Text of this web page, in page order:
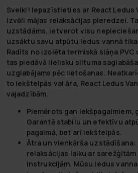
Sveiki! Iepazīstieties ar React Ledus
izvēli mājas relaksācijas pieredzei.
uzstādāms, ietverot visu
uzsāktu savu atpūtu ledus vannā
Radīts no izolēta termiskā slāņa
tas piedāvā lielisku siltuma
uzglabājams pēc lietošanas.
to iekštelpās vai āra, React Ledus
vajadzībām.
Piemērots gan iekšpagalmiem,
Garantē stabilu un efektīvu
pagalmā, bet arī iekštelpās.
Ātra un vienkārša uzstādīšana:
relaksācijas laiku ar
instrukcijām. Mūsu ledus